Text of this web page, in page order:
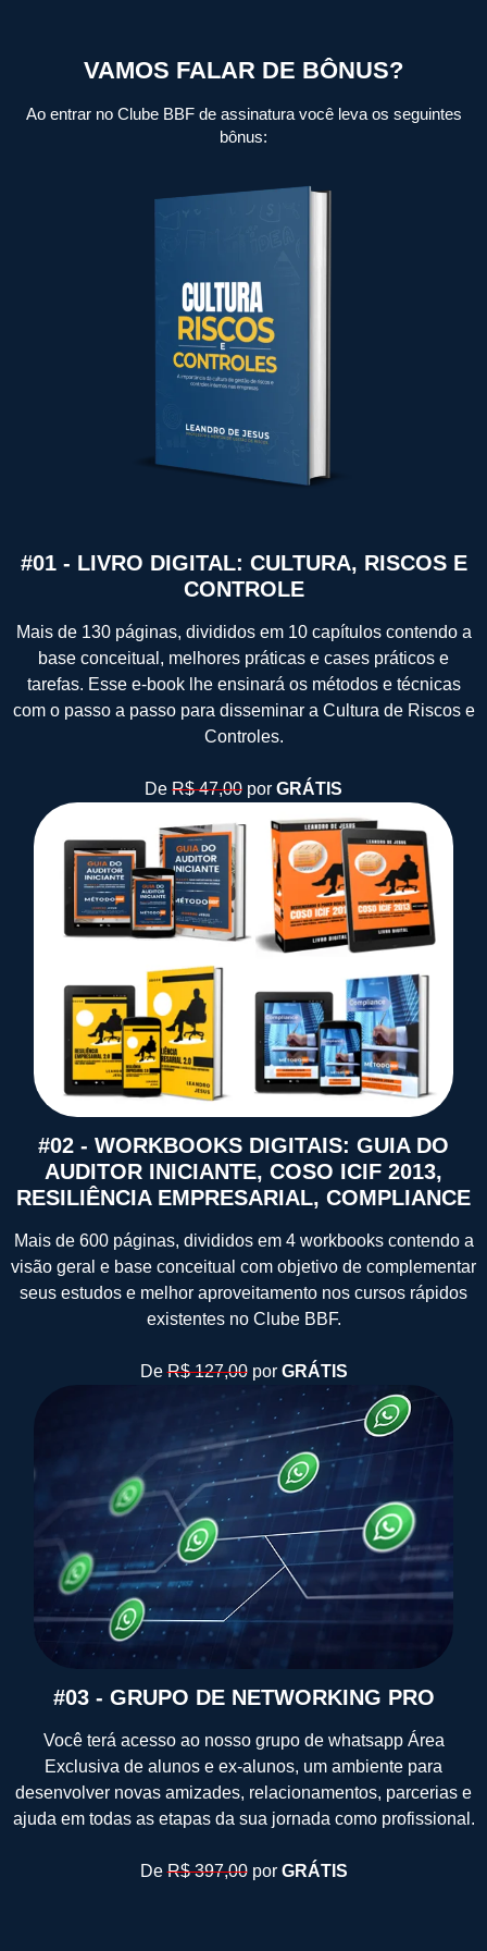
VAMOS FALAR DE BÔNUS?
Ao entrar no Clube BBF de assinatura você leva os seguintes
bônus:
#01 - LIVRO DIGITAL: CULTURA, RISCOS E
CONTROLE
Mais de 130 páginas, divididos em 10 capítulos contendo a
base conceitual, melhores práticas e cases práticos e
tarefas. Esse e-book lhe ensinará os métodos e técnicas
com o passo a passo para disseminar a Cultura de Riscos e
Controles.
De R$ 47,00 por GRÁTIS
#02 - WORKBOOKS DIGITAIS: GUIA DO
AUDITOR INICIANTE, COSO ICIF 2013,
RESILIÊNCIA EMPRESARIAL, COMPLIANCE
Mais de 600 páginas, divididos em 4 workbooks contendo a
visão geral e base conceitual com objetivo de complementar
seus estudos e melhor aproveitamento nos cursos rápidos
existentes no Clube BBF.
DeR$ 127,00por GRÁTIS
#03 - GRUPO DE NETWORKING PRO
Você terá acesso ao nosso grupo de whatsapp Área
Exclusiva de alunos e ex-alunos, um ambiente para
desenvolver novas amizades, relacionamentos, parcerias e
ajuda em todas as etapas da sua jornada como profissional.
DeR$ 397,00por GRÁTIS